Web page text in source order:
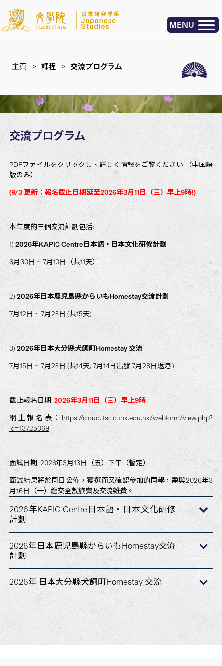
MENU
主頁 > 課程 > 交流プログラム
交流プログラム
PDFファイルをクリックし、詳しく情報をご覧ください （中国語
版のみ）
(9/3更新：報名截止日期延至2026年3月11日（三）早上9時!)
本年度的三個交流計劃包括:
1) 2026年KAPIC Centre 日本語・日本文化研修計劃
6月30日 ~ 7月10日（共11天）
2)2026年日本鹿児島縣からいもHomestay交流計劃
7月12日 ~ 7月26日 (共15天)
3) 2026年日本大分縣犬飼町Homestay交流
7月15日 ~ 7月28日 (共14天, 7月14日出發 7月28日返港 )
截止報名日期:2026年3月11日（三）早上9時
網上報名表： https://cloud.itsc.cuhk.edu.hk/webform/view.php?
id=13725069
面試日期: 2026年3月13日（五）下午（暫定）
面試結果將於同日公佈，獲選而又確認參加的同學，需與2026年3
月16日（一）繳交全數旅費及交流雜費。
2026年KAPIC Centre日本語・日本文化研修
計劃
2026年日本鹿児島縣からいもHomestay交流
計劃
2026年 日本大分縣犬飼町Homestay 交流